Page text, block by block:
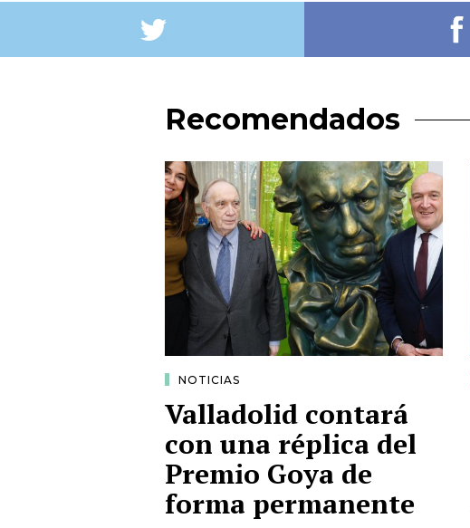
Recomendados
NOTICIAS
Valladolid contará
con una réplica del
Premio Goya de
forma permanente